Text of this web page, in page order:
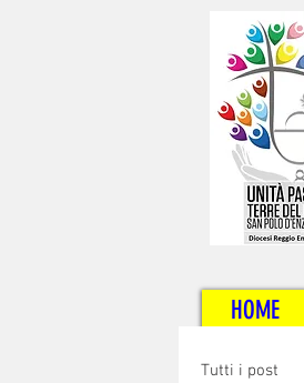
HOME
Tutti i post